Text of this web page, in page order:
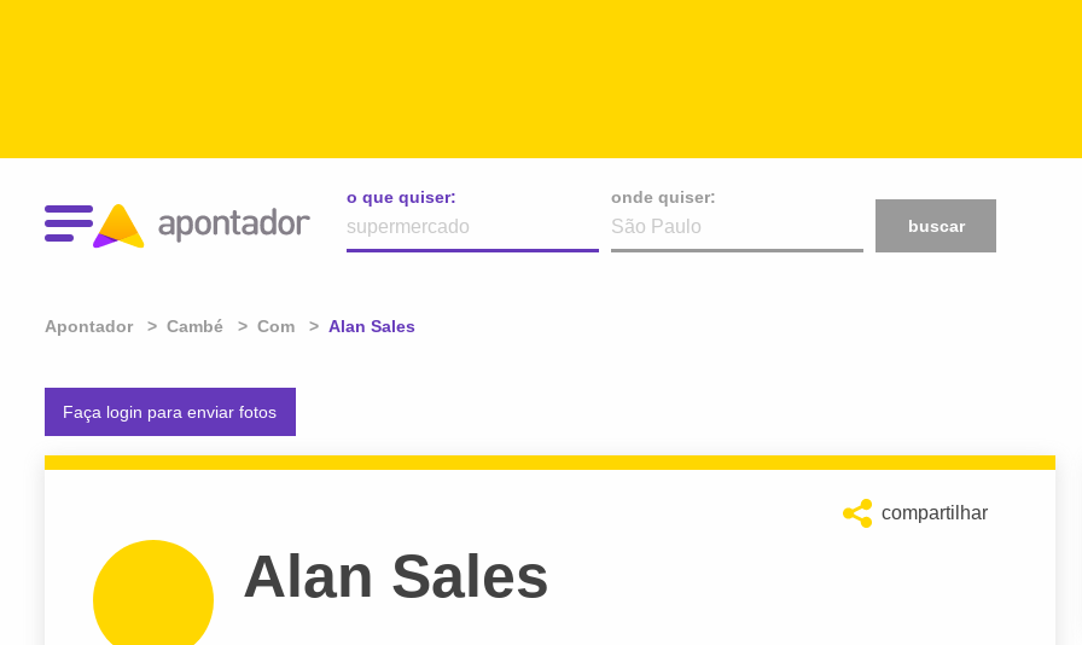
o que quiser:
onde quiser:
buscar
Apontador Cambé Com Atual:
Alan Sales
Faça login para enviar fotos
compartilhar
Alan Sales